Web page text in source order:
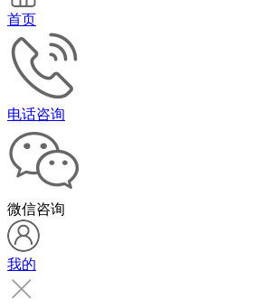
首页
电话咨询
微信咨询
我的